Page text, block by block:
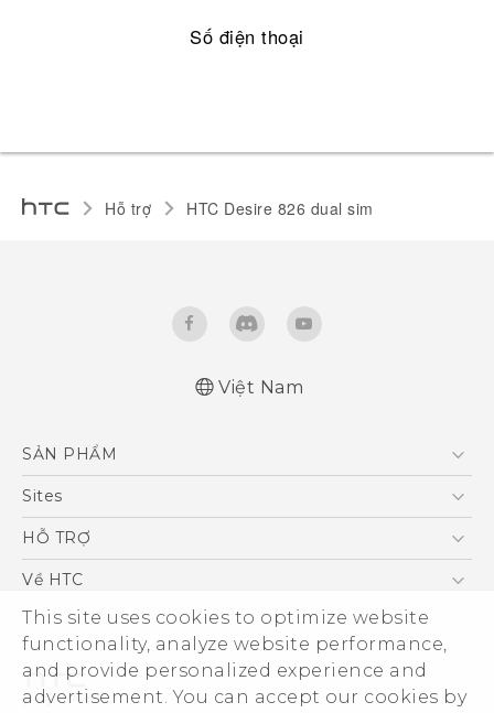
This site uses cookies to optimize website
functionality, analyze website performance,
and provide personalized experience and
advertisement. You can accept our cookies by
Số điện thoại
Hỗ trợ HTC Desire 826 dual sim‎
Việt Nam
SẢN PHẨM
5G
Điện Thoại Thông Minh
VIVE
Sites
HTC Dev
HỖ TRỢ
Trung tâm hỗ trợ
Hỗ trợ bảo hành HTC
Về HTC
ESG
Nhà đầu tư
Làm việc tại HTC